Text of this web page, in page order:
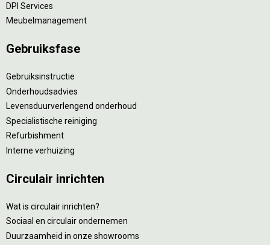
DPI Services
Meubelmanagement
Gebruiksfase
Gebruiksinstructie
Onderhoudsadvies
Levensduurverlengend onderhoud
Specialistische reiniging
Refurbishment
Interne verhuizing
Circulair inrichten
Wat is circulair inrichten?
Sociaal en circulair ondernemen
Duurzaamheid in onze showrooms